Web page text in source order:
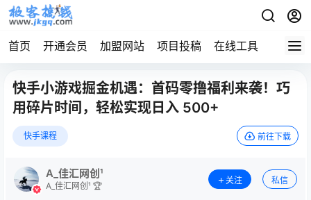
首页 开通会员 加盟网站 项目投稿 在线工具 地址发
快手小游戏掘金机遇：首码零撸福利来袭！巧
用碎片时间，轻松实现日入 500+
快手课程 前往下载
A_佳汇网创¹
A_佳汇网创¹ 🏆
关注 私信